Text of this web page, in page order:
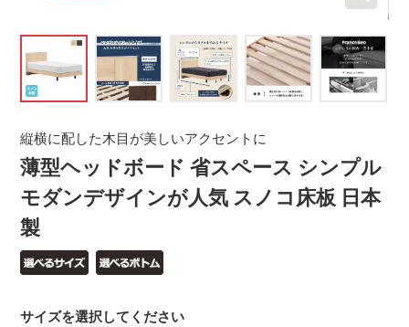
薄型ヘッドボード 省スペース シンプル
モダンデザインが人気 スノコ床板 日本
製
縦横に配した木目が美しいアクセントに
サイズを選択してください